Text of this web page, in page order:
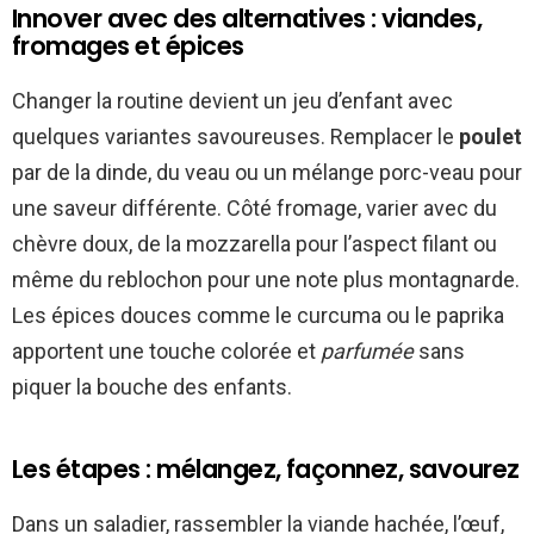
Innover avec des alternatives : viandes,
fromages et épices
Changer la routine devient un jeu d’enfant avec
quelques variantes savoureuses. Remplacer le poulet
par de la dinde, du veau ou un mélange porc-veau pour
une saveur différente. Côté fromage, varier avec du
chèvre doux, de la mozzarella pour l’aspect filant ou
même du reblochon pour une note plus montagnarde.
Les épices douces comme le curcuma ou le paprika
apportent une touche colorée et parfuméesans
piquer la bouche des enfants.
Les étapes : mélangez, façonnez, savourez
Dans un saladier, rassembler la viande hachée, l’œuf,